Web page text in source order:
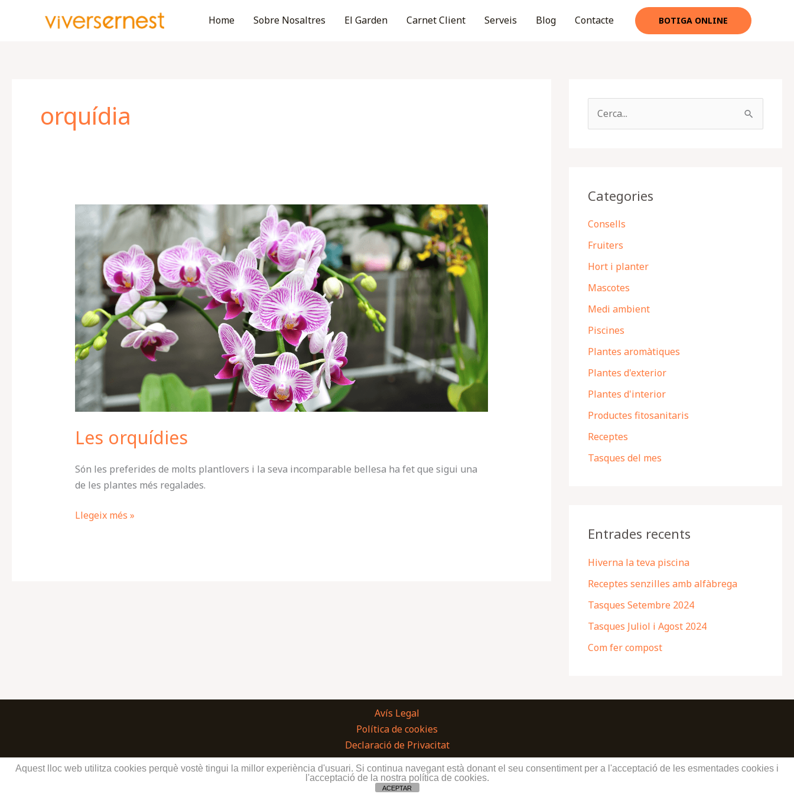
Home Sobre Nosaltres El Garden Carnet Client Serveis Blog Contacte BOTIGA ONLINE
orquídia
Les orquídies
Són les preferides de molts plantlovers i la seva incomparable bellesa ha fet que sigui una
de les plantes més regalades.
orquídies
Llegeix més »
a
Categories
Consells
Fruiters
Hort i planter
Mascotes
Medi ambient
Piscines
Plantes aromàtiques
Plantes d'exterior
Plantes d'interior
Productes fitosanitaris
Receptes
Tasques del mes
Entrades recents
Hiverna la teva piscina
Receptes senzilles amb alfàbrega
Tasques Setembre 2024
Tasques Juliol i Agost 2024
Com fer compost
Avís Legal
Política de cookies
Declaració de Privacitat
Vivers Ernest SL. © 2026 | Home & Garden
Aquest lloc web utilitza cookies perquè vostè tingui la millor experiència d'usuari. Si continua navegant està donant el seu consentiment per a l'acceptació de les esmentades cookies i
l'acceptació de la nostra política de cookies.
ACEPTAR